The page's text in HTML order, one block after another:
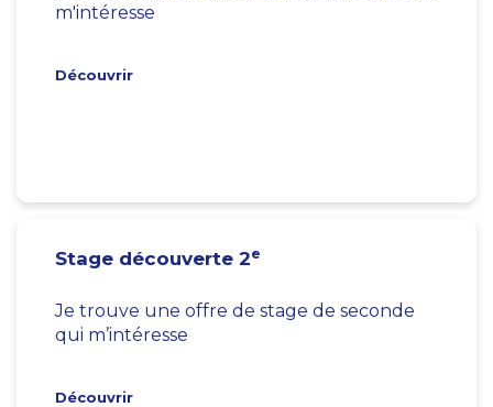
m'intéresse
Découvrir
Stage découverte 2e
Je trouve une offre de stage de seconde
qui m’intéresse
Découvrir